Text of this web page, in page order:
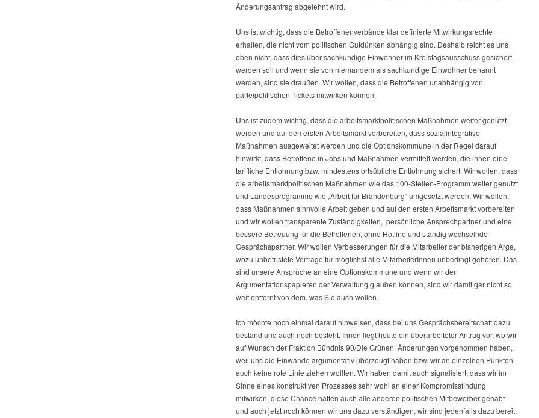
Änderungsantrag abgelehnt wird.
Uns ist wichtig, dass die Betroffenenverbände klar definierte Mitwirkungsrechte
erhalten, die nicht vom politischen Gutdünken abhängig sind. Deshalb reicht es uns
eben nicht, dass dies über sachkundige Einwohner im Kreistagsausschuss gesichert
werden soll und wenn sie von niemandem als sachkundige Einwohner benannt
werden, sind sie draußen. Wir wollen, dass die Betroffenen unabhängig von
parteipolitischen Tickets mitwirken können.
Uns ist zudem wichtig, dass die arbeitsmarktpolitischen Maßnahmen weiter genutzt
werden und auf den ersten Arbeitsmarkt vorbereiten, dass sozialintegrative
Maßnahmen ausgeweitet werden und die Optionskommune in der Regel darauf
hinwirkt, dass Betroffene in Jobs und Maßnahmen vermittelt werden, die ihnen eine
tarifliche Entlohnung bzw. mindestens ortsübliche Entlohnung sichert. Wir wollen, dass
die arbeitsmarktpolitischen Maßnahmen wie das 100-Stellen-Programm weiter genutzt
und Landesprogramme wie „Arbeit für Brandenburg“ umgesetzt werden. Wir wollen,
dass Maßnahmen sinnvolle Arbeit geben und auf den ersten Arbeitsmarkt vorbereiten
und wir wollen transparente Zuständigkeiten, persönliche Ansprechpartner und eine
bessere Betreuung für die Betroffenen, ohne Hotline und ständig wechselnde
Gesprächspartner. Wir wollen Verbesserungen für die Mitarbeiter der bisherigen Arge,
wozu unbefristete Verträge für möglichst alle MitarbeiterInnen unbedingt gehören. Das
sind unsere Ansprüche an eine Optionskommune und wenn wir den
Argumentationspapieren der Verwaltung glauben können, sind wir damit gar nicht so
weit entfernt von dem, was Sie auch wollen.
Ich möchte noch einmal darauf hinweisen, dass bei uns Gesprächsbereitschaft dazu
bestand und auch noch besteht. Ihnen liegt heute ein überarbeiteter Antrag vor, wo wir
auf Wunsch der Fraktion Bündnis 90/Die Grünen Änderungen vorgenommen haben,
weil uns die Einwände argumentativ überzeugt haben bzw. wir an einzelnen Punkten
auch keine rote Linie ziehen wollten. Wir haben damit auch signalisiert, dass wir im
Sinne eines konstruktiven Prozesses sehr wohl an einer Kompromissfindung
mitwirken, diese Chance hätten auch alle anderen politischen Mitbewerber gehabt
und auch jetzt noch können wir uns dazu verständigen, wir sind jedenfalls dazu bereit.